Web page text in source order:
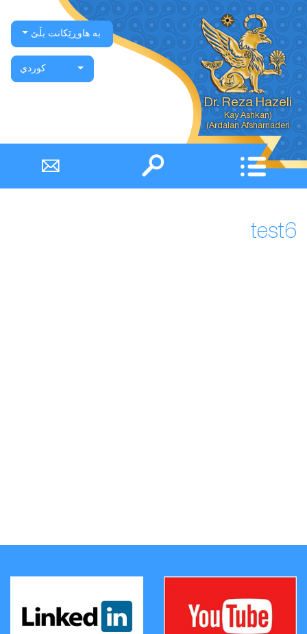
Dr. Reza Hazeli
Ardalan Afsharnaderi)
بە هاوڕێکانت بڵێ
كوردي
test6